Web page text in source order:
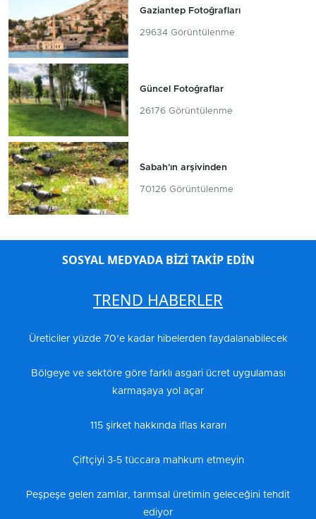
Gaziantep Fotoğrafları
29634 Görüntülenme
Güncel Fotoğraflar
26176 Görüntülenme
Sabah'ın arşivinden
70126 Görüntülenme
SOSYAL MEDYADA BİZİ TAKİP EDİN
TREND HABERLER
Üreticiler yüzde 70’e kadar hibelerden faydalanabilecek
Bölgeye ve sektöre göre farklı asgari ücret uygulaması
karmaşaya yol açar
115 şirket hakkında iflas kararı
Çiftçiyi 3-5 tüccara mahkum etmeyin
Peşpeşe gelen zamlar, tarımsal üretimin geleceğini tehdit
ediyor